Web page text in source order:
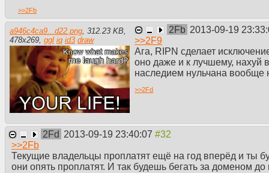
>>2Fb
a946c4ca9...d22.png, 312.23 KB,
478x269, ggl iq id3 draw
2Fb 2013-09-19
>>2F9
Ага, RIPN сделает
оно даже и к лучшему, нахуй
наследием нульчана вообще
>>2Fd
2Fd 2013-09-19 23:40:07
>>2Fb
Текущие владельцы проплатят ещё на год вперёд и ты
они опять проплатят. И так будешь бегать за доменом до